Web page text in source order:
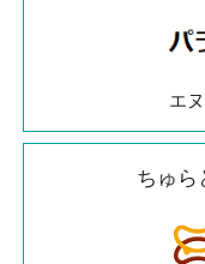
エ
ちゅら